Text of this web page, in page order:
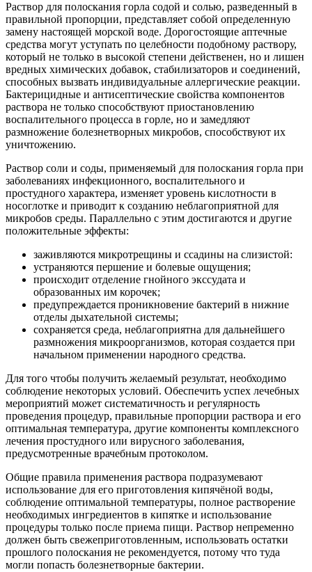
Раствор для полоскания горла содой и солью, разведенный в
правильной пропорции, представляет собой определенную
замену настоящей морской воде. Дорогостоящие аптечные
средства могут уступать по целебности подобному раствору,
который не только в высокой степени действенен, но и лишен
вредных химических добавок, стабилизаторов и соединений,
способных вызвать индивидуальные аллергические реакции.
Бактерицидные и антисептические свойства компонентов
раствора не только способствуют приостановлению
воспалительного процесса в горле, но и замедляют
размножение болезнетворных микробов, способствуют их
уничтожению.
Раствор соли и соды, применяемый для полоскания горла при
заболеваниях инфекционного, воспалительного и
простудного характера, изменяет уровень кислотности в
носоглотке и приводит к созданию неблагоприятной для
микробов среды. Параллельно с этим достигаются и другие
положительные эффекты:
заживляются микротрещины и ссадины на слизистой:
устраняются першение и болевые ощущения;
происходит отделение гнойного экссудата и
образованных им корочек;
предупреждается проникновение бактерий в нижние
отделы дыхательной системы;
сохраняется среда, неблагоприятна для дальнейшего
размножения микроорганизмов, которая создается при
начальном применении народного средства.
Для того чтобы получить желаемый результат, необходимо
соблюдение некоторых условий. Обеспечить успех лечебных
мероприятий может систематичность и регулярность
проведения процедур, правильные пропорции раствора и его
оптимальная температура, другие компоненты комплексного
лечения простудного или вирусного заболевания,
предусмотренные врачебным протоколом.
Общие правила применения раствора подразумевают
использование для его приготовления кипячёной воды,
соблюдение оптимальной температуры, полное растворение
необходимых ингредиентов в кипятке и использование
процедуры только после приема пищи. Раствор непременно
должен быть свежеприготовленным, использовать остатки
прошлого полоскания не рекомендуется, потому что туда
могли попасть болезнетворные бактерии.